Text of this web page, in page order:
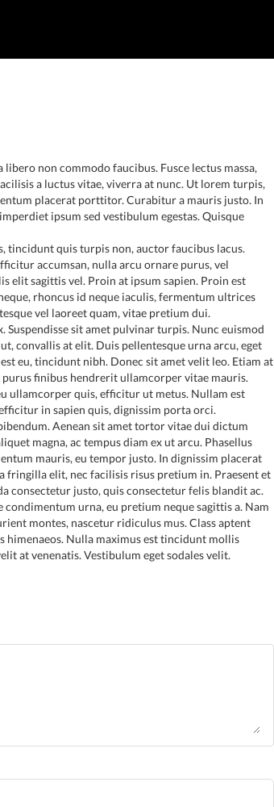
non commodo faucibus. Fusce lectus massa,
a luctus vitae, viverra at nunc. Ut lorem turpis,
placerat porttitor. Curabitur a mauris justo. In
ipsum sed vestibulum egestas. Quisque
tincidunt quis turpis non, auctor faucibus lacus.
accumsan, nulla arcu ornare purus, vel
elit sagittis vel. Proin at ipsum sapien. Proin est
rhoncus id neque iaculis, fermentum ultrices
vel laoreet quam, vitae pretium dui.
Suspendisse sit amet pulvinar turpis. Nunc euismod
convallis at elit. Duis pellentesque urna arcu, eget
eu, tincidunt nibh. Donec sit amet velit leo. Etiam at
finibus hendrerit ullamcorper vitae mauris.
ullamcorper quis, efficitur ut metus. Nullam est
in sapien quis, dignissim porta orci.
Aenean sit amet tortor vitae dui dictum
magna, ac tempus diam ex ut arcu. Phasellus
mauris, eu tempor justo. In dignissim placerat
fringilla elit, nec facilisis risus pretium in. Praesent et
consectetur justo, quis consectetur felis blandit ac.
urna, eu pretium neque sagittis a. Nam
montes, nascetur ridiculus mus. Class aptent
Nulla maximus est tincidunt mollis
at venenatis. Vestibulum eget sodales velit.